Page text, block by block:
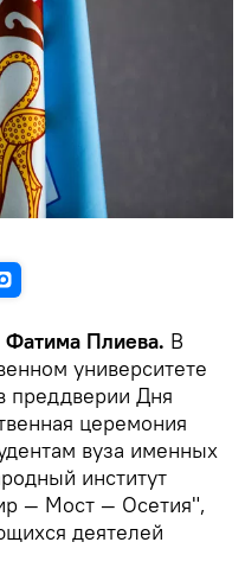
Плиева. В
университете
преддверии Дня
церемония
вуза именных
институт
— Мост — Осетия",
деятелей